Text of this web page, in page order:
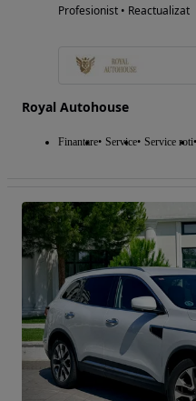
Profesionist • Reactualizat
Royal Autohouse
Finantare Service Service roti